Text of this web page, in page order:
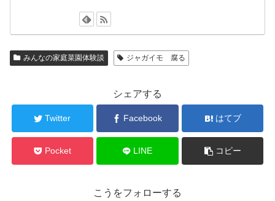
みんなの家庭菜園体験談 ジャガイモ 腐る
シェアする
Twitter Facebook はてブ
Pocket LINE コピー
こうをフォローする